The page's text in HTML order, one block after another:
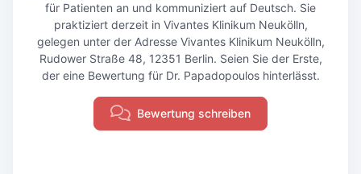
für Patienten an und kommuniziert auf Deutsch. Sie
praktiziert derzeit in Vivantes Klinikum Neukölln,
gelegen unter der Adresse Vivantes Klinikum Neukölln,
Rudower Straße 48, 12351 Berlin. Seien Sie der Erste,
der eine Bewertung für Dr. Papadopoulos hinterlässt.
Bewertung schreiben